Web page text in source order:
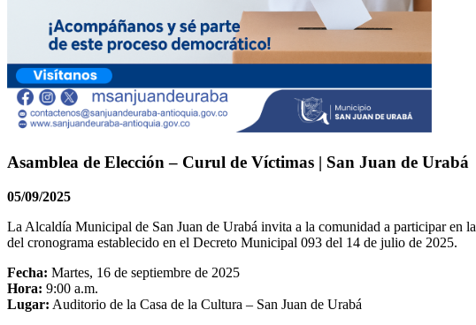
Asamblea de Elección – Curul de Víctimas | San Juan de Urabá
05/09/2025
La Alcaldía Municipal de San Juan de Urabá invita a la comunidad a participar en la
del cronograma establecido en el Decreto Municipal 093 del 14 de julio de 2025.
Fecha: Martes, 16 de septiembre de 2025
Hora: 9:00 a.m.
Lugar: Auditorio de la Casa de la Cultura – San Juan de Urabá